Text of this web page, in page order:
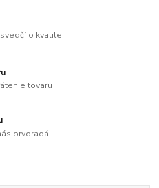
o kvalite
tovaru
prvoradá